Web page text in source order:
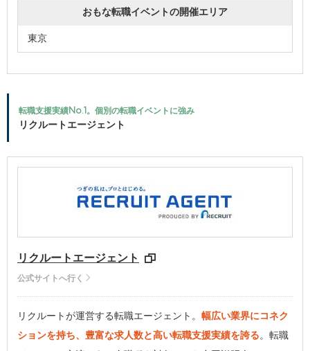
おもな転職イベントの開催エリア
東京
転職支援実績No.1。個別の転職イベントに強み
リクルートエージェント
リクルートエージェント
公式サイトへ行く
リクルートが運営する転職エージェント。 幅広い業界にコネク
ションを持ち、豊富な求人数と高い転職支援実績を誇る。転職